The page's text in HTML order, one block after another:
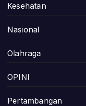
Kesehatan
Nasional
Olahraga
OPINI
Pertambangan